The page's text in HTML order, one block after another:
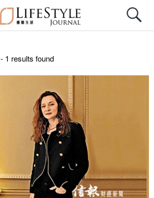
- 1 results found